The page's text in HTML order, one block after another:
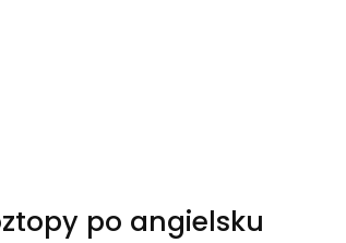
po angielsku